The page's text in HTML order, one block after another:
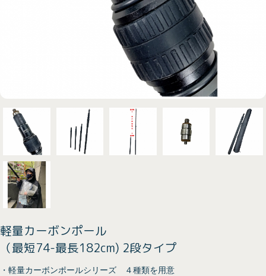
軽量カーボンポール
（最短74-最長182cm) 2段タイプ
・軽量カーボンポールシリーズ ４種類を用意